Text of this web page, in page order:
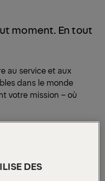
moment. En tout
au service et aux
dans le monde
votre mission – où
: un partenariat
DES